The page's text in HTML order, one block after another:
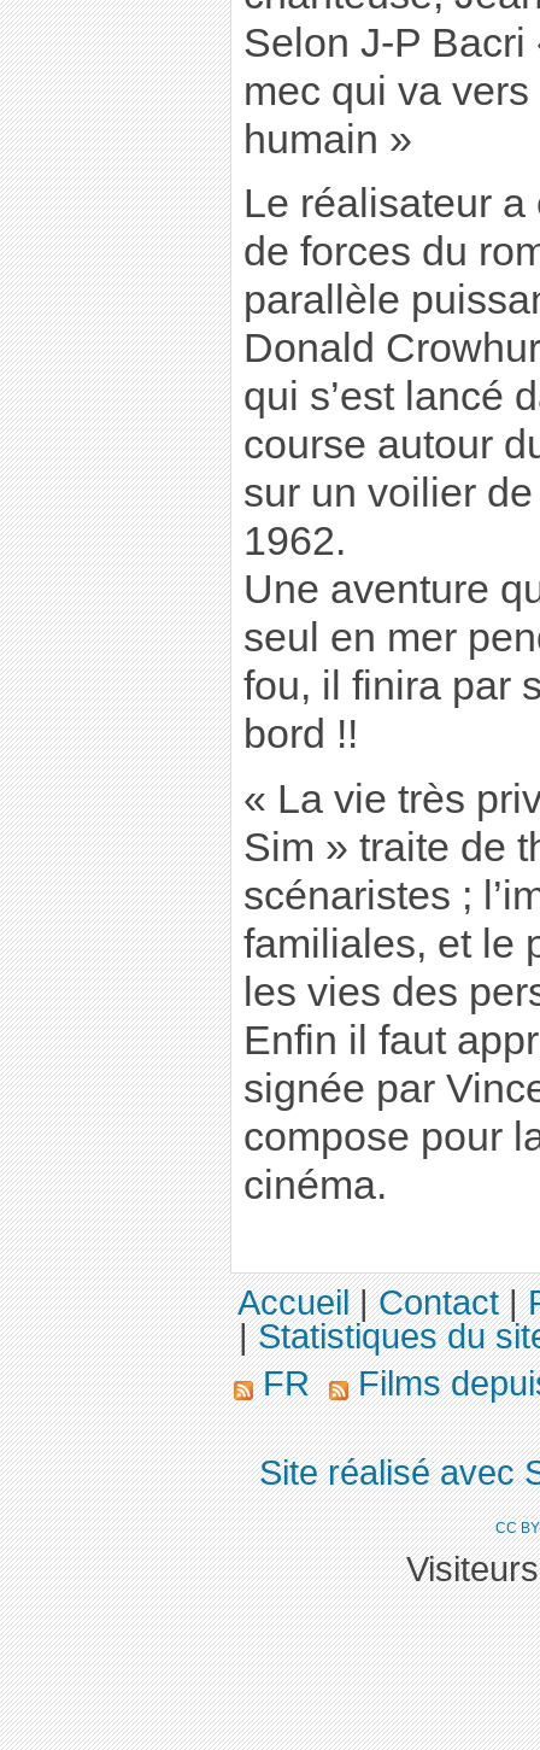
Selon J-P Bacri
mec qui va
humain »
Le réalisateur
de forces du
parallèle
Donald
qui s’est lancé
course autour
sur un voilier
1962.
Une aventure
seul en mer
fou, il finira par
bord !!
« La vie très
Sim » traite de
scénaristes ;
familiales, et le
les vies des
Enfin il faut
signée par
compose pour
cinéma.
Accueil|Contact|
|Statistiques du
FR
Films
Site réalisé avec
CC